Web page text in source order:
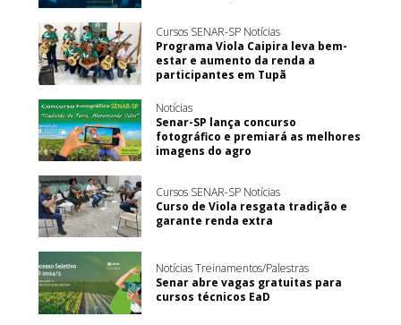
Cursos SENAR-SP Notícias
Programa Viola Caipira leva bem-
estar e aumento da renda a
participantes em Tupã
Notícias
Senar-SP lança concurso
fotográfico e premiará as melhores
imagens do agro
Cursos SENAR-SP Notícias
Curso de Viola resgata tradição e
garante renda extra
Notícias Treinamentos/Palestras
Senar abre vagas gratuitas para
cursos técnicos EaD